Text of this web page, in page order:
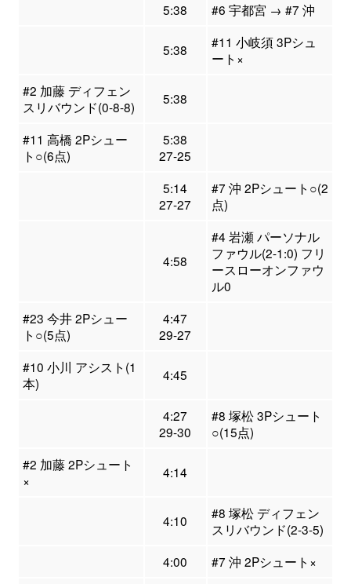
5:38
#6 宇都宮 → #7 沖
5:38
#11 小岐須 3Pシュ
ート×
#2 加藤 ディフェン
スリバウンド(0-8-8)
5:38
#11 高橋 2Pシュー
ト○(6点)
5:38
27-25
5:14
27-27
#7 沖 2Pシュート○(2
点)
4:58
#4 岩瀬 パーソナル
ファウル(2-1:0) フリ
ースローオンファウ
ル0
#23 今井 2Pシュー
ト○(5点)
4:47
29-27
#10 小川 アシスト(1
本)
4:45
4:27
29-30
#8 塚松 3Pシュート
○(15点)
#2 加藤 2Pシュート
×
4:14
4:10
#8 塚松 ディフェン
スリバウンド(2-3-5)
4:00
#7 沖 2Pシュート×